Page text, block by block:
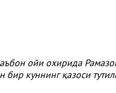
ойи охирида
бир куннинг қазоси